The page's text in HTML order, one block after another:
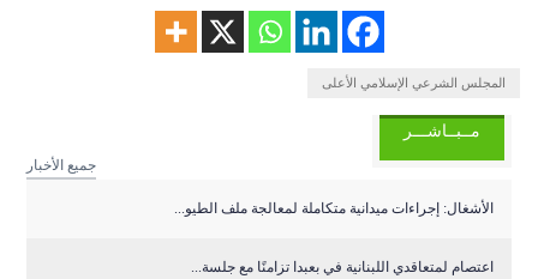
المجلس الشرعي الإسلامي الأعلى
مــبــاشـــر
جميع الأخبار
الأشغال: إجراءات ميدانية متكاملة لمعالجة ملف الطيو...
اعتصام لمتعاقدي اللبنانية في بعبدا تزامنًا مع جلسة...